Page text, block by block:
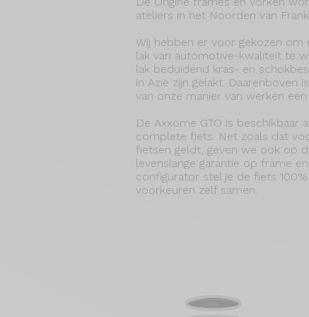
ateliers in het Noorden van
Wij hebben er voor gekozen om
lak van automotive-kwaliteit te
lak beduidend kras- en
in Azië zijn gelakt. Daarenboven
van onze manier van werken
De Axxome GTO is beschikbaar
complete fiets. Net zoals dat
fietsen geldt, geven we ook op
levenslange garantie op frame
configurator stel je de fiets
voorkeuren zelf samen.